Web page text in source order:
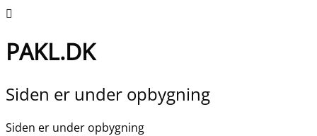
PAKL.DK
Siden er under opbygning
Siden er under opbygning